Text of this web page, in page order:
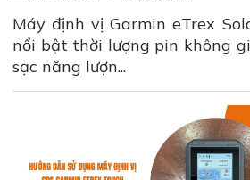
Máy định vị Garmin eTrex
nổi bật thời lượng pin không
sạc năng lượn...